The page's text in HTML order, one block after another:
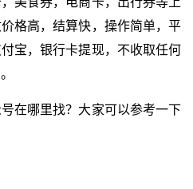
格高，结算快，操作简单，平
宝，银行卡提现，不收取任何
在哪里找？大家可以参考一下